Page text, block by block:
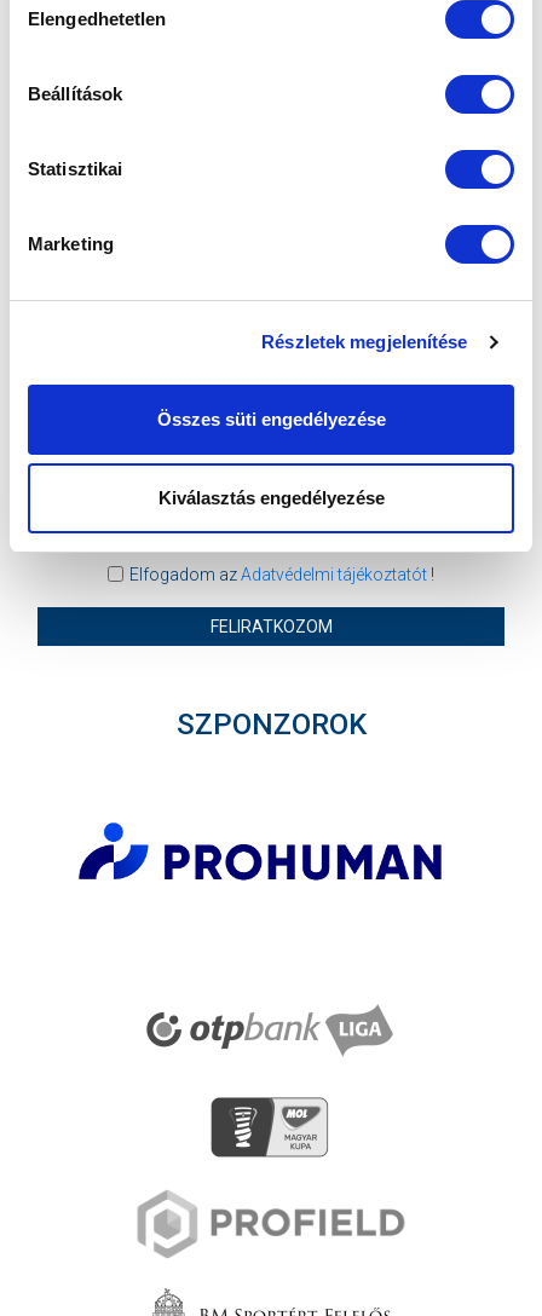
kiválasztása
Elengedhetetlen
Beállítások
Statisztikai
Marketing
Részletek megjelenítése
Összes süti engedélyezése
Kiválasztás engedélyezése
PUSKÁS AKADÉMIA FC
MTK BUDAPEST HÍRLEVÉL
Elfogadom azAdatvédelmi tájékoztatót!
FELIRATKOZOM
SZPONZOROK